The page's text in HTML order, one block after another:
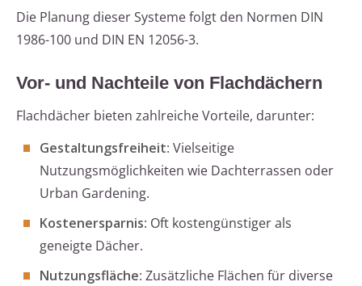
Die Planung dieser Systeme folgt den Normen DIN
1986-100 und DIN EN 12056-3.
Vor- und Nachteile von Flachdächern
Flachdächer bieten zahlreiche Vorteile, darunter:
Gestaltungsfreiheit: Vielseitige
Nutzungsmöglichkeiten wie Dachterrassen oder
Urban Gardening.
Kostenersparnis: Oft kostengünstiger als
geneigte Dächer.
Nutzungsfläche: Zusätzliche Flächen für diverse